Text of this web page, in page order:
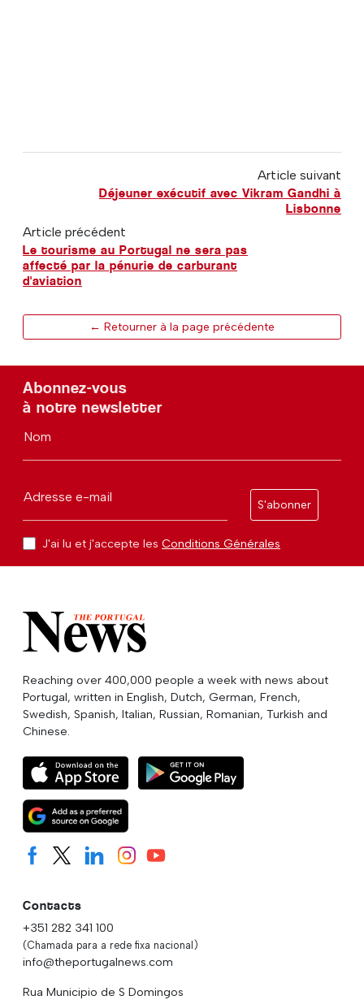
Article suivant
Déjeuner exécutif avec Vikram Gandhi à
Lisbonne
Article précédent
Le tourisme au Portugal ne sera pas
affecté par la pénurie de carburant
d'aviation
← Retourner à la page précédente
Abonnez-vous
à notre newsletter
Nom
Adresse e-mail
S'abonner
J'ai lu et j'accepte les Conditions Générales
Reaching over 400,000 people a week with news about
Portugal, written in English, Dutch, German, French,
Swedish, Spanish, Italian, Russian, Romanian, Turkish and
Chinese.
Contacts
+351 282 341 100
(Chamada para a rede fixa nacional)
info@theportugalnews.com
Rua Municipio de S Domingos